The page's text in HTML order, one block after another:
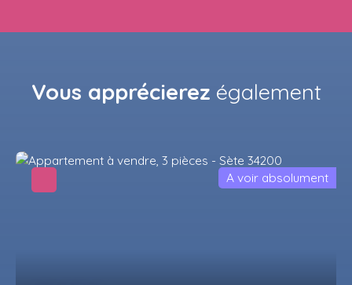
Vous apprécierez également
A voir absolument